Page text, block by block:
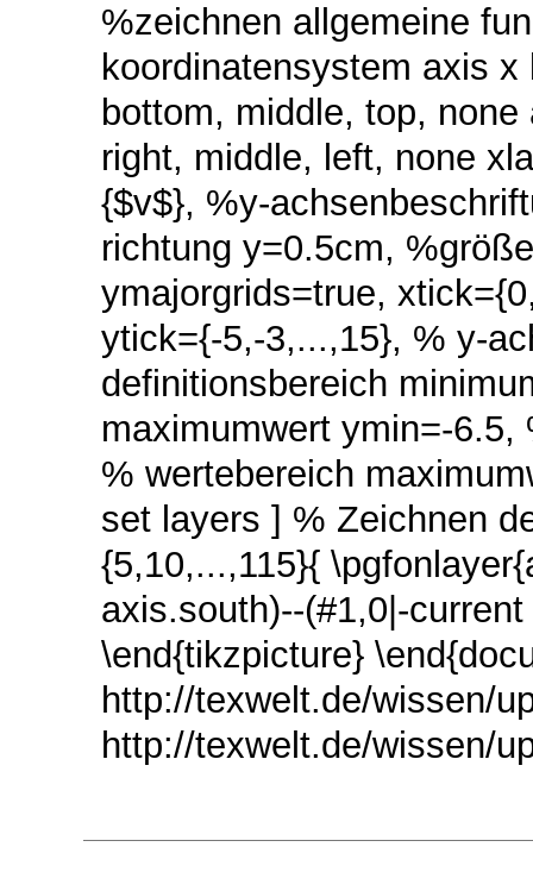
%zeichnen allgemeine
koordinatensystem axis
bottom, middle, top,
right, middle, left, none
{$v$}, %y-
richtung y=0.5cm,
ymajorgrids=true,
ytick={-5,-3,...,15}, % y-
definitionsbereich
maximumwert ymin=-
% wertebereich
set layers ] % Zeichnen
{5,10,...,115}{
axis.south)--(#1,0|-
\end{tikzpicture}
http://texwelt.de/wissen/
http://texwelt.de/wissen/